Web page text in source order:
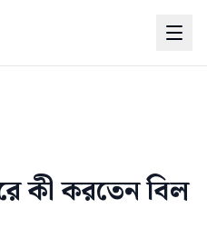
কী করতেন বিল